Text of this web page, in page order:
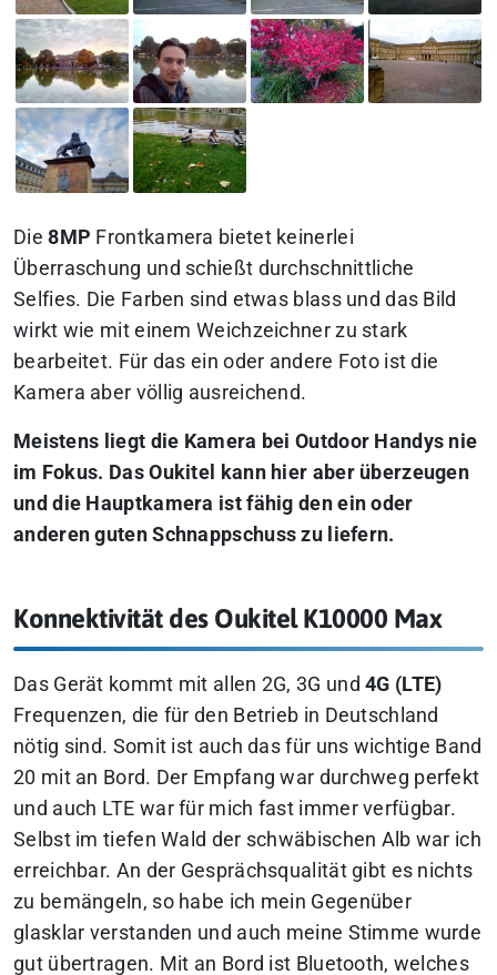
Die8MP Frontkamera bietet keinerlei
Überraschung und schießt durchschnittliche
Selfies. Die Farben sind etwas blass und das Bild
wirkt wie mit einem Weichzeichner zu stark
bearbeitet. Für das ein oder andere Foto ist die
Kamera aber völlig ausreichend.
Meistens liegt die Kamera bei Outdoor Handys nie
im Fokus. Das Oukitel kann hier aber überzeugen
und die Hauptkamera ist fähig den ein oder
anderen guten Schnappschuss zu liefern.
Konnektivität des Oukitel K10000 Max
Das Gerät kommt mit allen 2G, 3G und4G (LTE)
Frequenzen, die für den Betrieb in Deutschland
nötig sind. Somit ist auch das für uns wichtige Band
20 mit an Bord. Der Empfang war durchweg perfekt
und auch LTE war für mich fast immer verfügbar.
Selbst im tiefen Wald der schwäbischen Alb war ich
erreichbar. An der Gesprächsqualität gibt es nichts
zu bemängeln, so habe ich mein Gegenüber
glasklar verstanden und auch meine Stimme wurde
gut übertragen. Mit an Bord ist Bluetooth, welches